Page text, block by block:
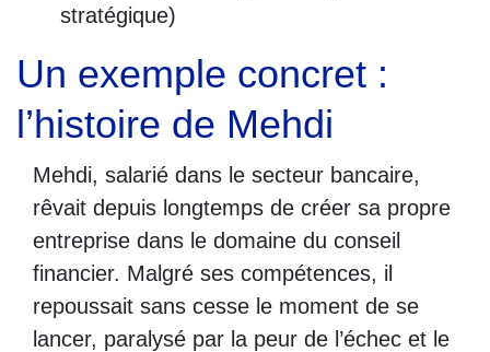
stratégique)
Un exemple concret :
l’histoire de Mehdi
Mehdi, salarié dans le secteur bancaire,
rêvait depuis longtemps de créer sa propre
entreprise dans le domaine du conseil
financier. Malgré ses compétences, il
repoussait sans cesse le moment de se
lancer, paralysé par la peur de l’échec et le